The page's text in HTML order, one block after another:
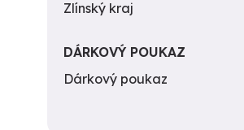
Zlínský kraj
DÁRKOVÝ POUKAZ
Dárkový poukaz